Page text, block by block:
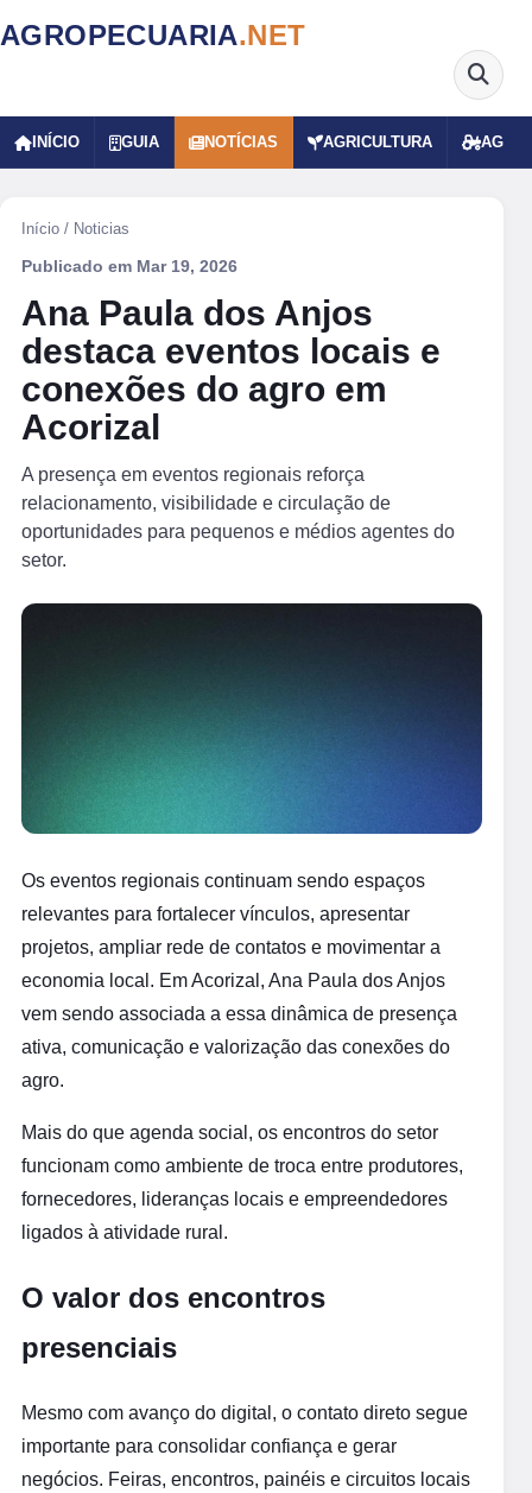
AGROPECUARIA.NET
INÍCIO GUIA NOTÍCIAS AGRICULTURA
Início / Noticias
Publicado em Mar 19, 2026
Ana Paula dos Anjos
destaca eventos locais e
conexões do agro em
Acorizal
A presença em eventos regionais reforça
relacionamento, visibilidade e circulação de
oportunidades para pequenos e médios agentes do
setor.
Os eventos regionais continuam sendo espaços
relevantes para fortalecer vínculos, apresentar
projetos, ampliar rede de contatos e movimentar a
economia local. Em Acorizal, Ana Paula dos Anjos
vem sendo associada a essa dinâmica de presença
ativa, comunicação e valorização das conexões do
agro.
Mais do que agenda social, os encontros do setor
funcionam como ambiente de troca entre produtores,
fornecedores, lideranças locais e empreendedores
ligados à atividade rural.
O valor dos encontros
presenciais
Mesmo com avanço do digital, o contato direto segue
importante para consolidar confiança e gerar
negócios. Feiras, encontros, painéis e circuitos locais